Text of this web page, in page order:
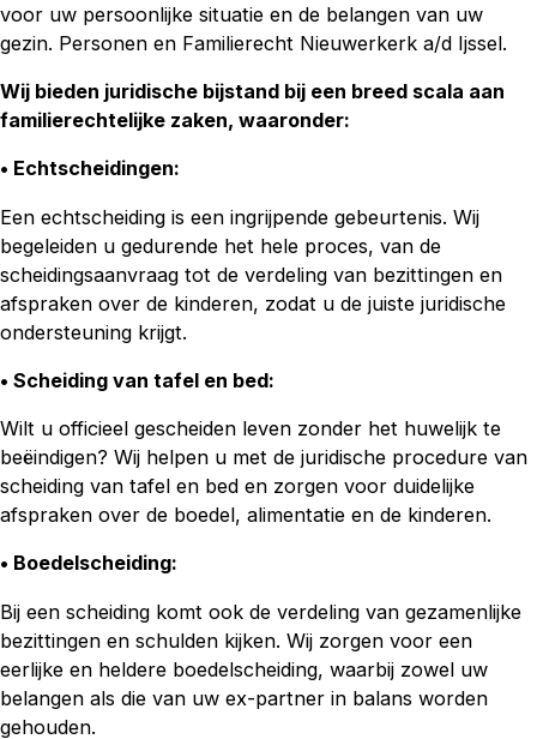
voor uw persoonlijke situatie en de belangen van uw
gezin. Personen en Familierecht Nieuwerkerk a/d Ijssel.
Wij bieden juridische bijstand bij een breed scala aan
familierechtelijke zaken, waaronder:
• Echtscheidingen:
Een echtscheiding is een ingrijpende gebeurtenis. Wij
begeleiden u gedurende het hele proces, van de
scheidingsaanvraag tot de verdeling van bezittingen en
afspraken over de kinderen, zodat u de juiste juridische
ondersteuning krijgt.
• Scheiding van tafel en bed:
Wilt u officieel gescheiden leven zonder het huwelijk te
beëindigen? Wij helpen u met de juridische procedure van
scheiding van tafel en bed en zorgen voor duidelijke
afspraken over de boedel, alimentatie en de kinderen.
• Boedelscheiding:
Bij een scheiding komt ook de verdeling van gezamenlijke
bezittingen en schulden kijken. Wij zorgen voor een
eerlijke en heldere boedelscheiding, waarbij zowel uw
belangen als die van uw ex-partner in balans worden
gehouden.